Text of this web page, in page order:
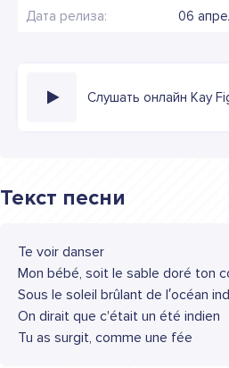
Дата релиза: 06
Слушать онлайн Kay
Текст песни
Te voir danser
Mon bébé, soit le sable doré ton
Sous le soleil brûlant de l′océan
On dirait que c'était un été indien
Tu as surgit, comme une fée